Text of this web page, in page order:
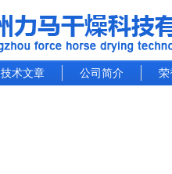
技术文章 公司简介 荣